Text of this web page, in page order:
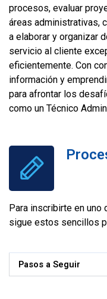
procesos, evaluar
áreas administrativas,
a elaborar y organizar
servicio al cliente
eficientemente. Con
información y
para afrontar los
como un Técnico
Para inscribirte en uno
sigue estos sencillos
Pasos a Seguir